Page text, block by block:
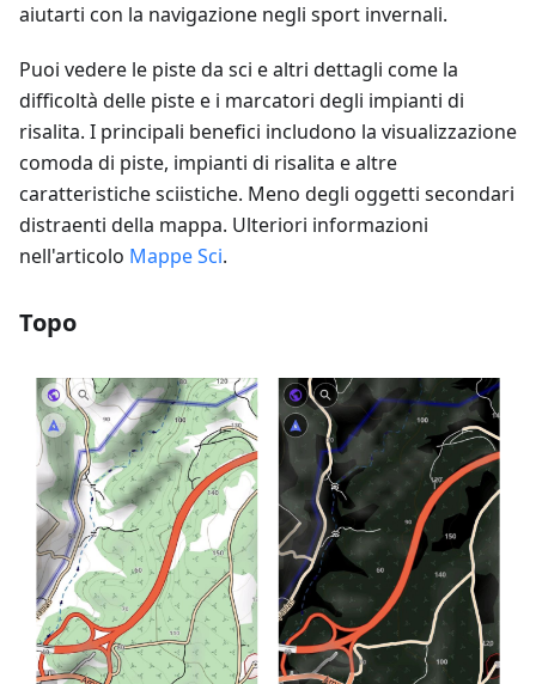
aiutarti con la navigazione negli sport invernali.
Puoi vedere le piste da sci e altri dettagli come la
difficoltà delle piste e i marcatori degli impianti di
risalita. I principali benefici includono la visualizzazione
comoda di piste, impianti di risalita e altre
caratteristiche sciistiche. Meno degli oggetti secondari
distraenti della mappa. Ulteriori informazioni
nell'articolo Mappe Sci.
Topo